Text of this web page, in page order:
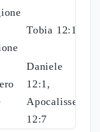
Tobia 12:15
Daniele
12:1,
Apocalisse
12:7